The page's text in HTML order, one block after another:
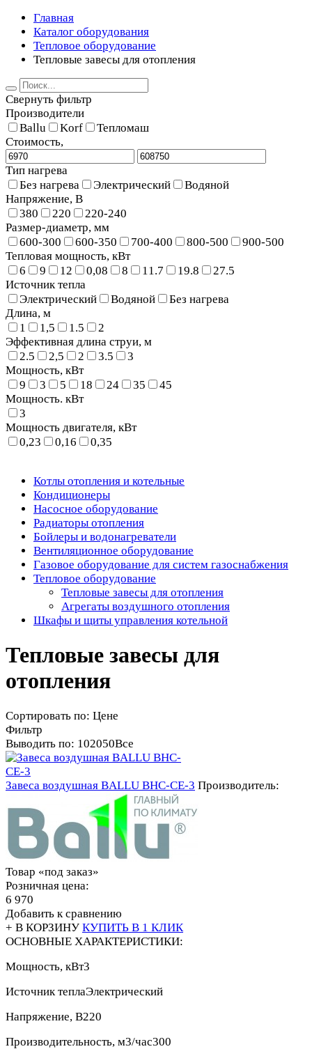
Главная
Каталог оборудования
Тепловое оборудование
Тепловые завесы для отопления
Свернуть фильтр
Производители
Ballu
Korf
Тепломаш
Стоимость,
Тип нагрева
Без нагрева
Электрический
Водяной
Напряжение, В
380
220
220-240
Размер-диаметр, мм
600-300
600-350 700-400 800-500
900-500
Тепловая мощность, кВт
6
9 12 0,08 8 11.7 19.8
27.5
Источник тепла
Электрический
Водяной
Без нагрева
Длина, м
1
1,5 1.5
2
Эффективная длина струи, м
2.5
2,5 2 3.5
3
Мощность, кВт
9
3 5 18 24 35
45
Мощность. кВт
3
Мощность двигателя, кВт
0,23
0,16 0,35
Котлы отопления и котельные
Кондиционеры
Насосное оборудование
Радиаторы отопления
Бойлеры и водонагреватели
Вентиляционное оборудование
Газовое оборудование для систем газоснабжения
Тепловое оборудование
Тепловые завесы для отопления
Агрегаты воздушного отопления
Шкафы и щиты управления котельной
Тепловые завесы для
отопления
Сортировать по: Цене
Фильтр
Выводить по: 102050Все
Завеса воздушная BALLU BHC-CE-3 Производитель:
Товар «под заказ»
Розничная цена:
6 970
Добавить к сравнению
+ В КОРЗИНУ КУПИТЬ В 1 КЛИК
ОСНОВНЫЕ ХАРАКТЕРИСТИКИ:
Мощность, кВт3
Источник теплаЭлектрический
Напряжение, В220
Производительность, м3/час300